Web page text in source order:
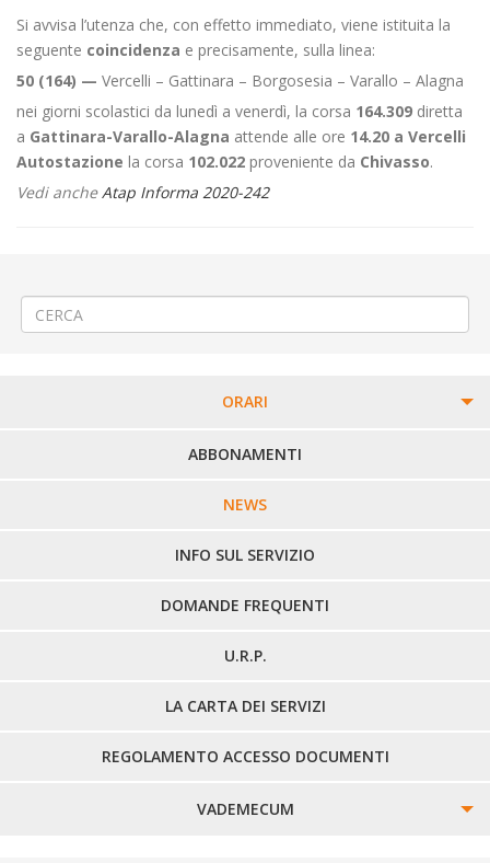
Si avvisa l’utenza che, con effetto immediato, viene istituita la
seguente coincidenza e precisamente, sulla linea:
50 (164) — Vercelli – Gattinara – Borgosesia – Varallo – Alagna
nei giorni scolastici da lunedì a venerdì, la corsa 164.309 diretta
a Gattinara-Varallo-Alagna attende alle ore 14.20 a Vercelli
Autostazione la corsa 102.022 proveniente da Chivasso.
Vedi ancheAtap Informa 2020-242
ORARI
PERCORSI URBANI IN BIELLA
LINEE URBANE VERCELLI
LINEE EXTRAURBANE
ABBONAMENTI
NEWS
INFO SUL SERVIZIO
DOMANDE FREQUENTI
U.R.P.
LA CARTA DEI SERVIZI
REGOLAMENTO ACCESSO DOCUMENTI
VADEMECUM